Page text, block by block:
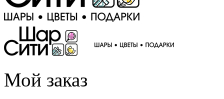
Мой заказ